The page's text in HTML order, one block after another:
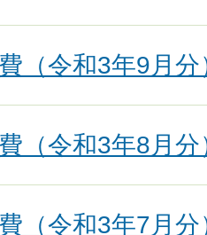
（令和3年9月分
（令和3年8月分
（令和3年7月分